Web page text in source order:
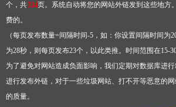
个，共334页。系统自动将您的网站外链发到这些地方
费的。
（每页发布数量=间隔时间-5，如：你设置间隔时间为
为28秒，则每页发布23个，以此类推。时间范围在15-
为了避免对网站造成负面影响，我们定期对数据库进
进行发布外链，对于一些垃圾网站、打不开等恶意的
的质量。